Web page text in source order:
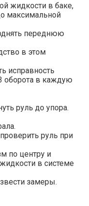
жидкости в баке,
максимальной
переднюю
в этом
исправность
оборота в каждую
руль до упора.
руль при
по центру и
в системе
замеры.